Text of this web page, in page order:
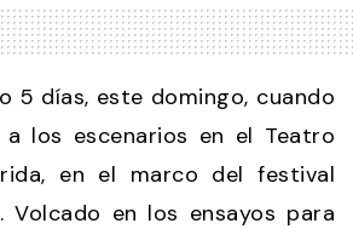
5 días, este domingo, cuando
a los escenarios en el Teatro
en el marco del festival
Volcado en los ensayos para